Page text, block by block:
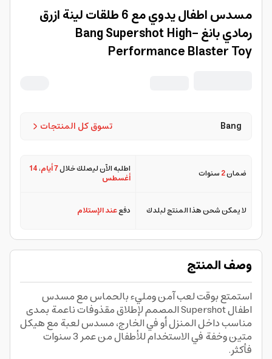
مسدس اطفال يدوي مع 6 طلقات لينة ازرق
رمادي بانغ Bang Supershot High-
Performance Blaster Toy
تسوق كل المنتجات Bang
ضمان2سنوات اطلبه الآن ليصلك خلال7 أيام ،14
أغسطس
لا يمكن شحن هذا المنتج لبلدك دفععند الإستلام
وصف المنتج
استمتع بوقت لعب آمن ومليء بالحماس مع مسدس
اطفال Supershot المصمم لإطلاق مقذوفات ناعمة بمدى
مناسب داخل المنزل أو في الخارج، مسدس لعبة مع هيكل
متين وخفة في الاستخدام للأطفال من عمر 3 سنوات
فأكثر.